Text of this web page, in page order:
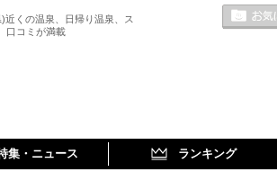
近くの温泉、日帰り温泉、ス
口コミが満載
集・ニュース ランキング